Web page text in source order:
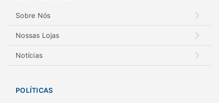
Sobre Nós
Nossas Lojas
Notícias
POLÍTICAS